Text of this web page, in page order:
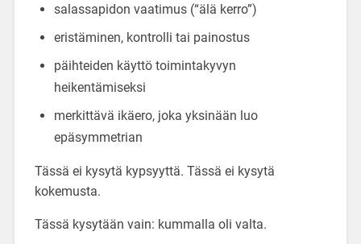
salassapidon vaatimus (“älä kerro”)
eristäminen, kontrolli tai painostus
päihteiden käyttö toimintakyvyn
heikentämiseksi
merkittävä ikäero, joka yksinään luo
epäsymmetrian
Tässä ei kysytä kypsyyttä. Tässä ei kysytä
kokemusta.
Tässä kysytään vain: kummalla oli valta.